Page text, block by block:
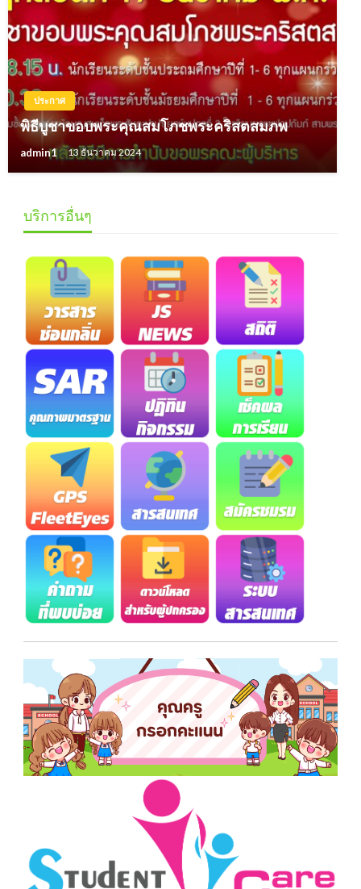
ประกาศ
พิธีบูชาขอบพระคุณสมโภชพระคริสตสมภพ
admin1 13 ธันวาคม 2024
บริการอื่นๆ